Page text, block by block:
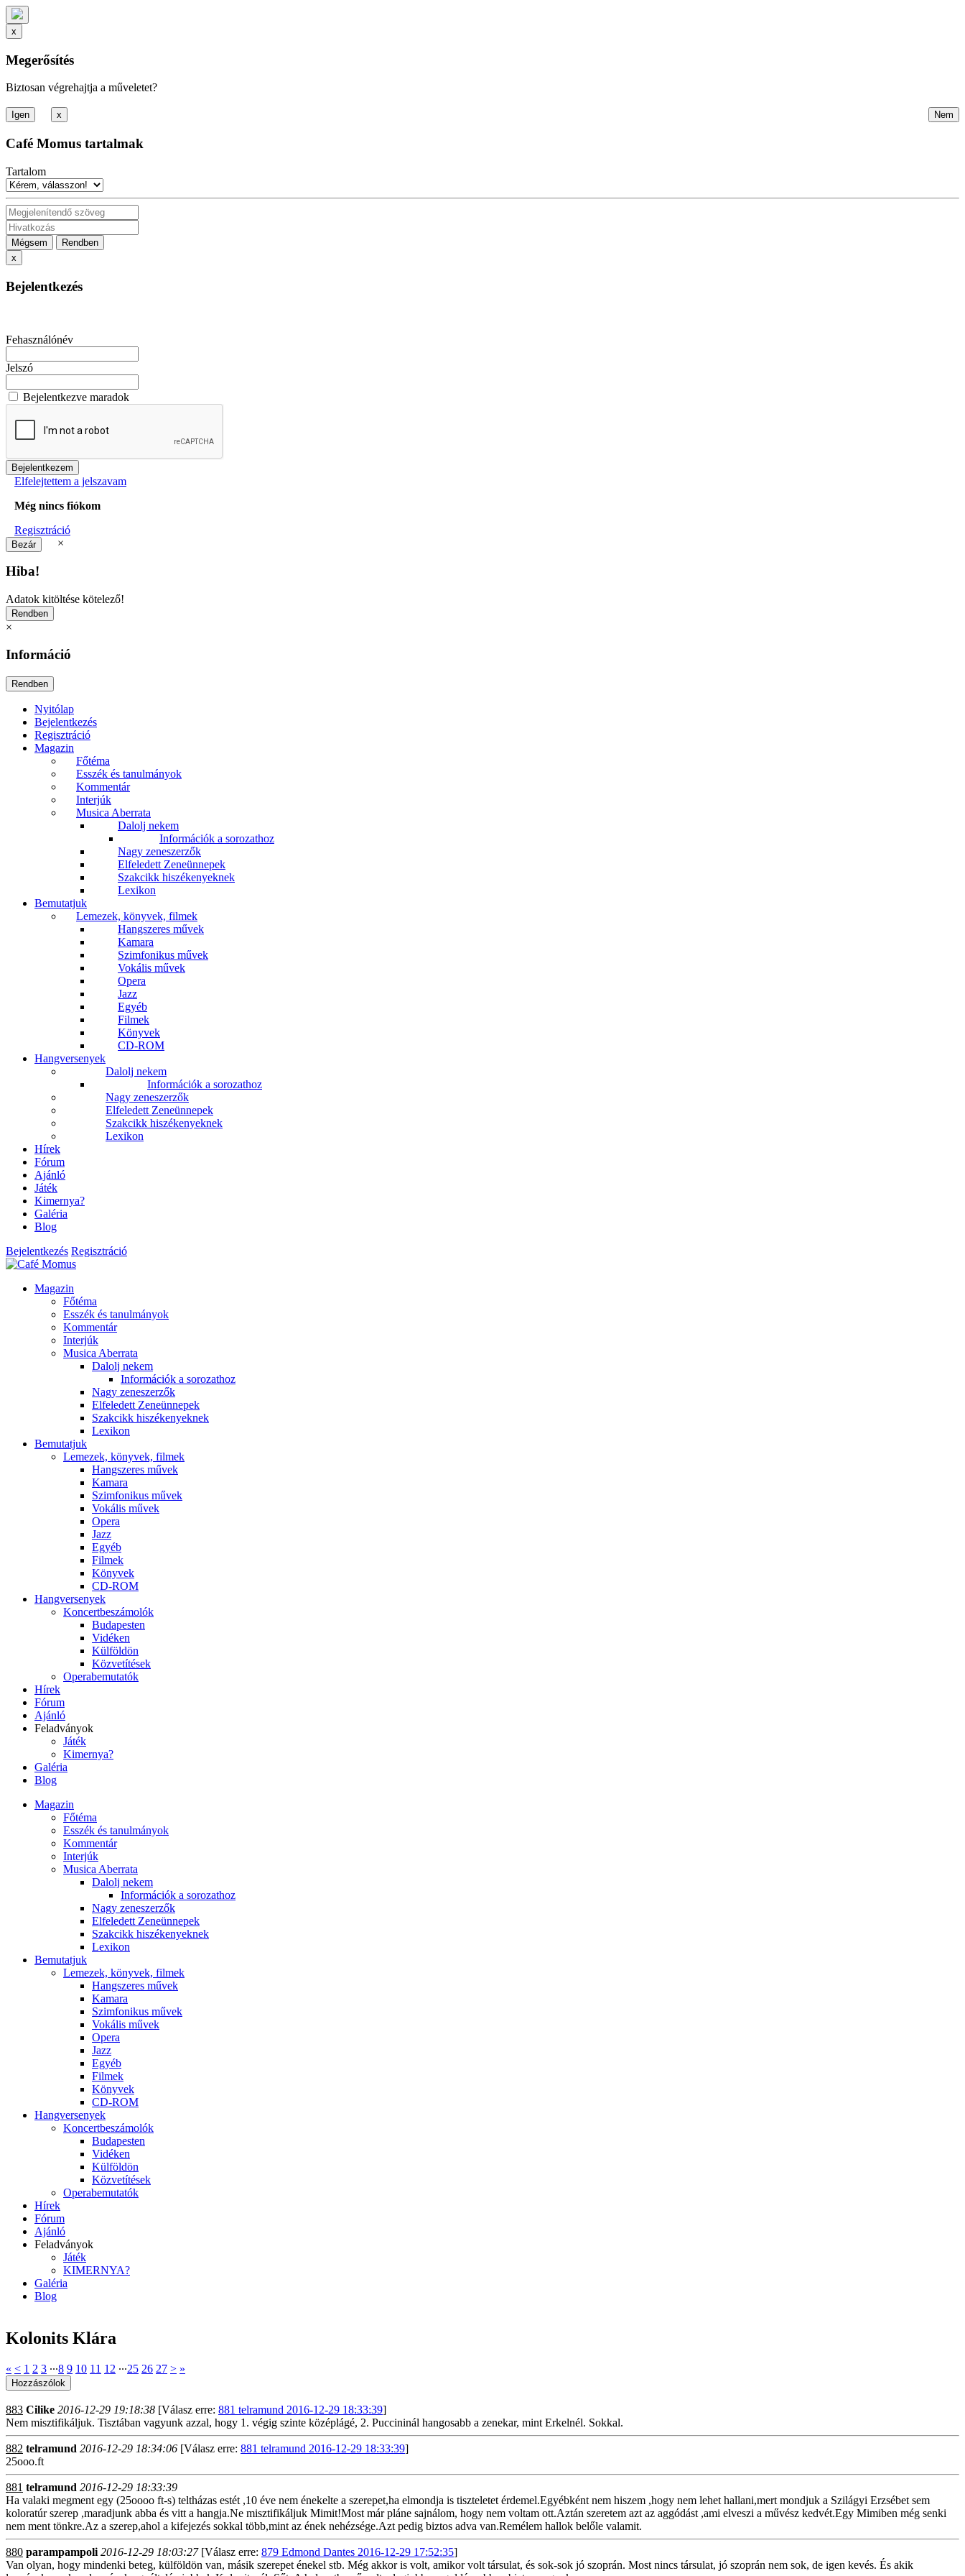
x
Megerősítés
Biztosan végrehajtja a műveletet?
x
Café Momus tartalmak
Tartalom
Mégsem
Rendben
x
Bejelentkezés
Fehasználónév
Jelszó
Bejelentkezve maradok
Elfelejtettem a jelszavam
Még nincs fiókom
Regisztráció
×
Hiba!
Adatok kitöltése kötelező!
×
Információ
Nyitólap
Bejelentkezés
Regisztráció
Magazin
Főtéma
Esszék és tanulmányok
Kommentár
Interjúk
Musica Aberrata
Dalolj nekem
Információk a sorozathoz
Nagy zeneszerzők
Elfeledett Zeneünnepek
Szakcikk hiszékenyeknek
Lexikon
Bemutatjuk
Lemezek, könyvek, filmek
Hangszeres művek
Kamara
Szimfonikus művek
Vokális művek
Opera
Jazz
Egyéb
Filmek
Könyvek
CD-ROM
Hangversenyek
Dalolj nekem
Információk a sorozathoz
Nagy zeneszerzők
Elfeledett Zeneünnepek
Szakcikk hiszékenyeknek
Lexikon
Hírek
Fórum
Ajánló
Játék
Kimernya?
Galéria
Blog
Bejelentkezés Regisztráció
Magazin
Főtéma
Esszék és tanulmányok
Kommentár
Interjúk
Musica Aberrata
Dalolj nekem
Információk a sorozathoz
Nagy zeneszerzők
Elfeledett Zeneünnepek
Szakcikk hiszékenyeknek
Lexikon
Bemutatjuk
Lemezek, könyvek, filmek
Hangszeres művek
Kamara
Szimfonikus művek
Vokális művek
Opera
Jazz
Egyéb
Filmek
Könyvek
CD-ROM
Hangversenyek
Koncertbeszámolók
Budapesten
Vidéken
Külföldön
Közvetítések
Operabemutatók
Hírek
Fórum
Ajánló
Feladványok
Játék
Kimernya?
Galéria
Blog
Magazin
Főtéma
Esszék és tanulmányok
Kommentár
Interjúk
Musica Aberrata
Dalolj nekem
Információk a sorozathoz
Nagy zeneszerzők
Elfeledett Zeneünnepek
Szakcikk hiszékenyeknek
Lexikon
Bemutatjuk
Lemezek, könyvek, filmek
Hangszeres művek
Kamara
Szimfonikus művek
Vokális művek
Opera
Jazz
Egyéb
Filmek
Könyvek
CD-ROM
Hangversenyek
Koncertbeszámolók
Budapesten
Vidéken
Külföldön
Közvetítések
Operabemutatók
Hírek
Fórum
Ajánló
Feladványok
Játék
KIMERNYA?
Galéria
Blog
Kolonits Klára
« < 1 2 3 ∙∙∙8 9 10 11 12 ∙∙∙25 26 27 > »
883 Cilike 2016-12-29 19:18:38 [Válasz erre: 881 telramund 2016-12-29 18:33:39]
Nem misztifikáljuk. Tisztában vagyunk azzal, hogy 1. végig szinte középlágé, 2. Puccininál hangosabb a zenekar, mint Erkelnél. Sokkal.
882 telramund 2016-12-29 18:34:06 [Válasz erre: 881 telramund 2016-12-29 18:33:39]
25ooo.ft
881 telramund 2016-12-29 18:33:39
Ha valaki megment egy (25oooo ft-s) teltházas estét ,10 éve nem énekelte a szerepet,ha elmondja is tiszteletet érdemel.Egyébként nem hiszem ,hogy nem lehet hallani,mert mondjuk a Szilágyi Erzsébet sem
koloratúr szerep ,maradjunk abba és vitt a hangja.Ne misztifikáljuk Mimit!Most már pláne sajnálom, hogy nem voltam ott.Aztán szeretem azt az aggódást ,ami elveszi a művész kedvét.Egy Mimiben még senki
nem ment tönkre.Az a szerep,ahol a kifejezés sokkal több,mint az ének nehézsége.Azt pedig biztos adva van.Remélem hallok belőle valamit.
880 parampampoli 2016-12-29 18:03:27[Válasz erre: 879 Edmond Dantes 2016-12-29 17:52:35]
Van olyan, hogy mindenki beteg, külföldön van, másik szerepet énekel stb. Még akkor is volt, amikor volt társulat, és sok-sok jó szoprán. Most nincs társulat, jó szoprán nem sok, de igen kevés. És akik